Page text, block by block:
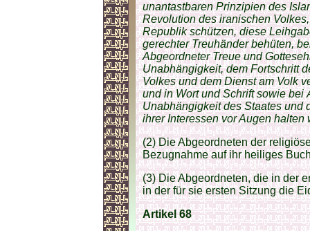
unantastbaren Prinzipien des
Revolution des iranischen
Republik schützen, diese
gerechter Treuhänder behüten,
Abgeordneter Treue und
Unabhängigkeit, dem Fortschritt
Volkes und dem Dienst am Volk
und in Wort und Schrift sowie
Unabhängigkeit des Staates und
ihrer Interessen vor Augen halten
(2) Die Abgeordneten der
Bezugnahme auf ihr heiliges
(3) Die Abgeordneten, die in der
in der für sie ersten Sitzung die
Artikel 68